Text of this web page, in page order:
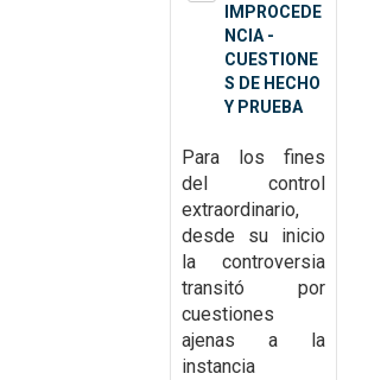
IMPROCEDE
NCIA -
CUESTIONE
S DE HECHO
Y PRUEBA
Para los fines
del control
extraordinario,
desde su inicio
la controversia
transitó por
cuestiones
ajenas a la
instancia